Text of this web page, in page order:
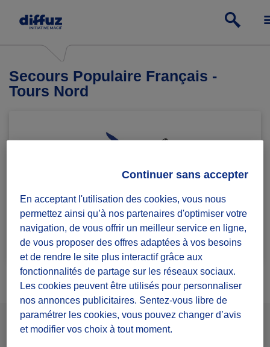
Secours Populaire Français -
Tours Nord
Rejoindre le groupe 4 défis lancés
FacebookInstagramYoutube
En acceptant l'utilisation des cookies, vous nous
permettez ainsi qu’à nos partenaires d'optimiser votre
navigation, de vous offrir un meilleur service en ligne,
de vous proposer des offres adaptées à vos besoins
et de rendre le site plus interactif grâce aux
fonctionnalités de partage sur les réseaux sociaux.
Les cookies peuvent être utilisés pour personnaliser
nos annonces publicitaires. Sentez-vous libre de
paramétrer les cookies, vous pouvez changer d’avis
et modifier vos choix à tout moment.
Continuer sans accepter